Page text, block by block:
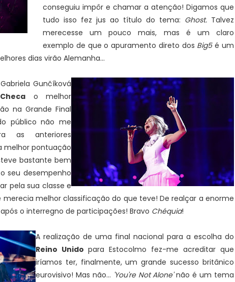
conseguiu impôr e chamar a atenção! Digamos que
tudo isso fez jus ao título do tema: Ghost. Talvez
merecesse um pouco mais, mas é um claro
exemplo de que o apuramento direto dos Big5é um
dias virão Alemanha...
Gunčíková
o melhor
na Grande Final
público não me
as anteriores
melhor pontuação
bastante bem
seu desempenho
pela sua classe e
merecia melhor classificação do que teve! De realçar a enorme
o interregno de participações! Bravo Chéquia!
A realização de uma final nacional para a escolha do
Reino Unido para Estocolmo fez-me acreditar que
iríamos ter, finalmente, um grande sucesso britânico
eurovisivo! Mas não... 'You're Not Alone'não é um tema